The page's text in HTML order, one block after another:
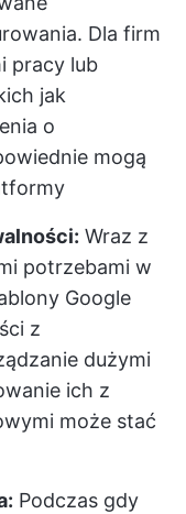
Dla firm
pracy lub
jak
o
mogą
Wraz z
potrzebami w
Google
z
dużymi
ich z
może stać
Podczas gdy